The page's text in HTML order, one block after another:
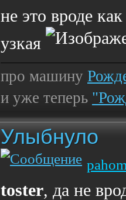
не это вроде
узкая
про машину
и уже теперь
Улыбнуло
toster, да не